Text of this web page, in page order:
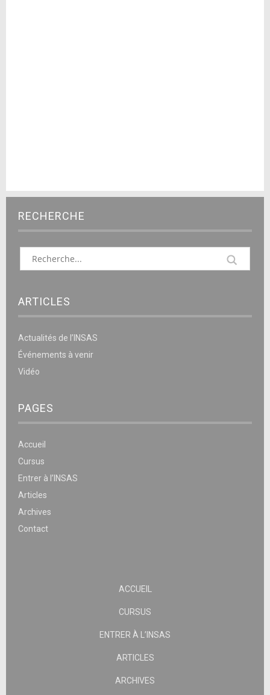
RECHERCHE
ARTICLES
Actualités de l’INSAS
Événements à venir
Vidéo
PAGES
Accueil
Cursus
Entrer à l’INSAS
Articles
Archives
Contact
ACCUEIL
CURSUS
ENTRER À L’INSAS
ARTICLES
ARCHIVES